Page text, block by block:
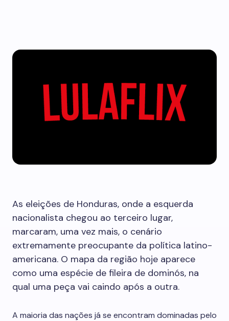
As eleições de Honduras, onde a esquerda
nacionalista chegou ao terceiro lugar,
marcaram, uma vez mais, o cenário
extremamente preocupante da política latino-
americana. O mapa da região hoje aparece
como uma espécie de fileira de dominós, na
qual uma peça vai caindo após a outra.
A maioria das nações já se encontram dominadas pelo